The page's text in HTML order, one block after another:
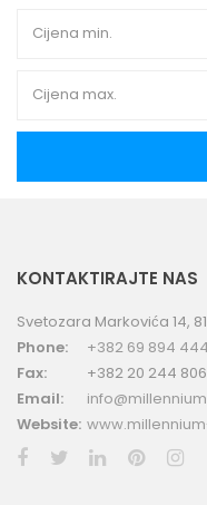
KONTAKTIRAJTE NAS
Svetozara Markovića 14,
Phone:
+382 69 894 444
Fax:
+382 20 244 806
Email:
Website: